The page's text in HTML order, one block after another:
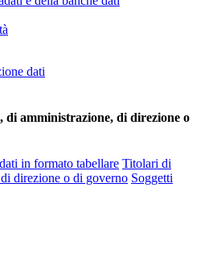
dati
amministrazione, di direzione o
in formato tabellare Titolari di
direzione o di governo Soggetti